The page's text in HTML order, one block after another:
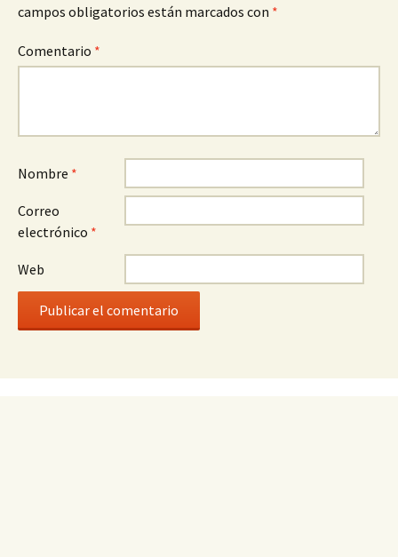
campos obligatorios están marcados con *
Comentario *
Nombre *
Correo
electrónico *
Web